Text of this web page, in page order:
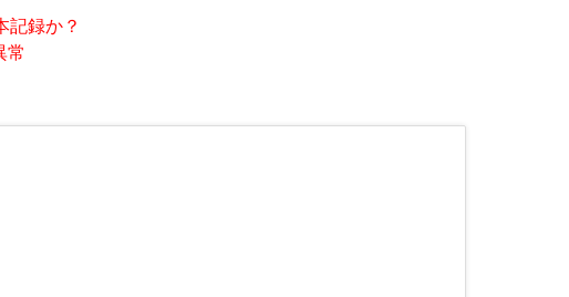
記録か？
常